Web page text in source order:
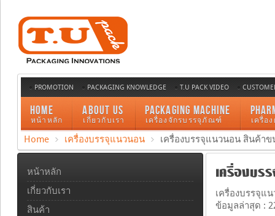
PROMOTION PACKAGING KNOWLEDGE T.U PACK VIDEO
HOME
หน้าหลัก
ABOUT US
เกี่ยวกับเรา
PACKAGING MACHINE
เครื่องจักรบรรจุภัณฑ์ เครื่อ
Home เครื่องบรรจุแนวนอน เครื่องบรรจุแนวนอน สินค้า
เครื่องบร
เครื่องบรรจุแ
ข้อมูลล่าสุด :
หน้าหลัก
เกี่ยวกับเรา
สินค้า